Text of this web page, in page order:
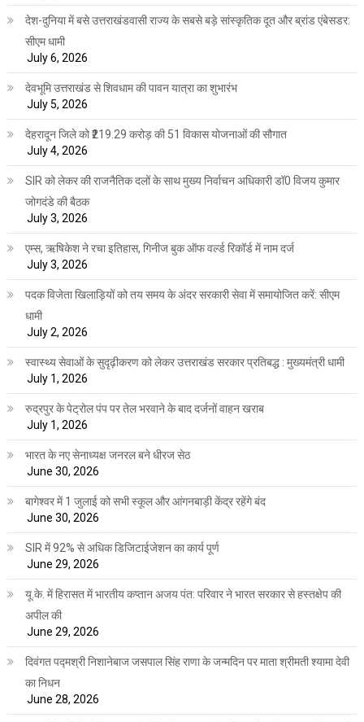
देश-दुनिया में बसे उत्तराखंडवासी राज्य के सबसे बड़े सांस्कृतिक दूत और ब्रांड एंबेसडर:
सीएम धामी
July 6, 2026
देवभूमि उत्तराखंड से शिवधाम की पावन यात्रा का शुभारंभ
July 5, 2026
देहरादून जिले को ₹219.29 करोड़ की 51 विकास योजनाओं की सौगात
July 4, 2026
SIR को लेकर की राजनैतिक दलों के साथ मुख्य निर्वाचन अधिकारी डॉ0 विजय कुमार
जोगदंडे की बैठक
July 3, 2026
एम्स, ऋषिकेश ने रचा इतिहास, गिनीज बुक ऑफ वर्ल्ड रिकॉर्ड में नाम दर्ज
July 3, 2026
पदक विजेता खिलाड़ियों को तय समय के अंदर सरकारी सेवा में समायोजित करें: सीएम
धामी
July 2, 2026
स्वास्थ्य सेवाओं के सुदृढ़ीकरण को लेकर उत्तराखंड सरकार प्रतिबद्ध : मुख्यमंत्री धामी
July 1, 2026
रुद्रपुर के पेट्रोल पंप पर तेल भरवाने के बाद दर्जनों वाहन खराब
July 1, 2026
भारत के नए सेनाध्यक्ष जनरल बने धीरज सेठ
June 30, 2026
बागेश्वर में 1 जुलाई को सभी स्कूल और आंगनबाड़ी केंद्र रहेंगे बंद
June 30, 2026
SIR में 92% से अधिक डिजिटाईजेशन का कार्य पूर्ण
June 29, 2026
यू.के. में हिरासत में भारतीय कप्तान अजय पंत: परिवार ने भारत सरकार से हस्तक्षेप की
अपील की
June 29, 2026
दिवंगत पद्मश्री निशानेबाज जसपाल सिंह राणा के जन्मदिन पर माता श्रीमती श्यामा देवी
का निधन
June 28, 2026